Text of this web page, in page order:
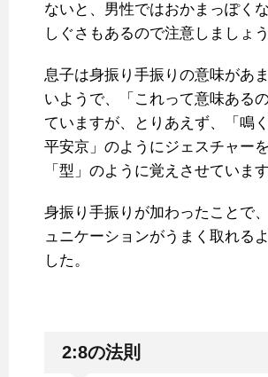
ないと、男性ではおかまっぽく
しぐさもあるので注意しましょう
息子は身振り手振りの意味があ
いようで、「これって意味ある
ていますが、とりあえず、「鳴
平安京」のようにジェスチャー
「型」のように覚えさせています
身振り手振りが加わったことで
ュニケーションがうまく取れる
した。
2:8の法則